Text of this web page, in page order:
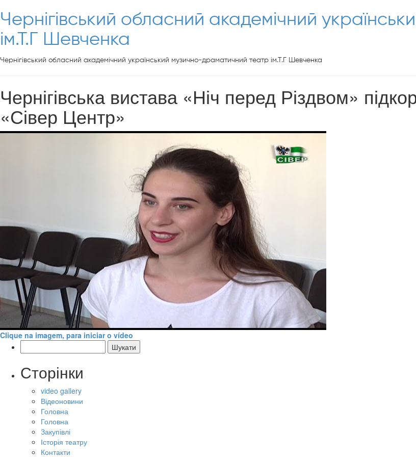
Чернігівський обласний академічний
ім.Т.Г Шевченка
Чернігівський обласний академічний український музично-драматичний театр ім.Т.Г Шевченка
Чернігівська вистава «Ніч перед Різдвом»
«Сівер Центр»
Clique na imagem, para iniciar o vídeo
Сторінки
video gallery
Відеоновини
Головна
Головна
Закупівлі
Історія театру
Контакти